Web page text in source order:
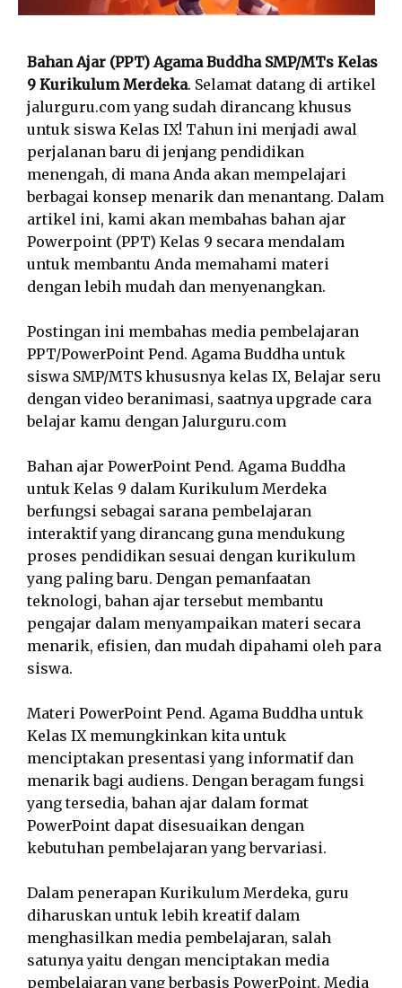
Bahan Ajar (PPT) Agama Buddha SMP/MTs Kelas
9 Kurikulum Merdeka. Selamat datang di artikel
jalurguru.com yang sudah dirancang khusus
untuk siswa Kelas IX! Tahun ini menjadi awal
perjalanan baru di jenjang pendidikan
menengah, di mana Anda akan mempelajari
berbagai konsep menarik dan menantang. Dalam
artikel ini, kami akan membahas bahan ajar
Powerpoint (PPT) Kelas 9 secara mendalam
untuk membantu Anda memahami materi
dengan lebih mudah dan menyenangkan.
Postingan ini membahas media pembelajaran
PPT/PowerPoint Pend. Agama Buddha untuk
siswa SMP/MTS khususnya kelas IX, Belajar seru
dengan video beranimasi, saatnya upgrade cara
belajar kamu dengan Jalurguru.com
Bahan ajar PowerPoint Pend. Agama Buddha
untuk Kelas 9 dalam Kurikulum Merdeka
berfungsi sebagai sarana pembelajaran
interaktif yang dirancang guna mendukung
proses pendidikan sesuai dengan kurikulum
yang paling baru. Dengan pemanfaatan
teknologi, bahan ajar tersebut membantu
pengajar dalam menyampaikan materi secara
menarik, efisien, dan mudah dipahami oleh para
siswa.
Materi PowerPoint Pend. Agama Buddha untuk
Kelas IX memungkinkan kita untuk
menciptakan presentasi yang informatif dan
menarik bagi audiens. Dengan beragam fungsi
yang tersedia, bahan ajar dalam format
PowerPoint dapat disesuaikan dengan
kebutuhan pembelajaran yang bervariasi.
Dalam penerapan Kurikulum Merdeka, guru
diharuskan untuk lebih kreatif dalam
menghasilkan media pembelajaran, salah
satunya yaitu dengan menciptakan media
pembelajaran yang berbasis PowerPoint. Media